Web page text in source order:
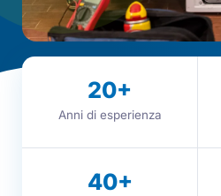
20+
Anni di esperienza
40+